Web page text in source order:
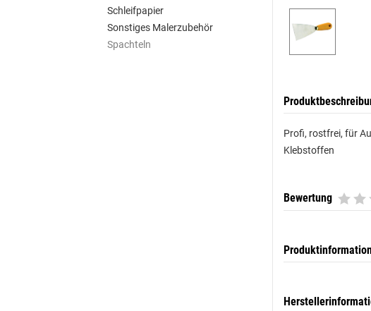
Schleifpapier
Sonstiges Malerzubehör
Spachteln
Profi, rostfrei, für
Klebstoffen
Bewertung